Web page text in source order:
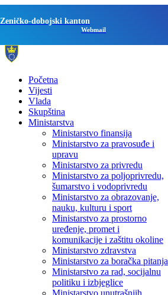
Zeničko-dobojski kanton
Webmail
Početna
Vijesti
Vlada
Skupština
Ministarstva
Ministarstvo finansija
Ministarstvo za pravosuđe i
upravu
Ministarstvo za privredu
Ministarstvo za poljoprivredu,
šumarstvo i vodoprivredu
Ministarstvo za obrazovanje,
nauku, kulturu i sport
Ministarstvo za prostorno
uređenje, promet i
komunikacije i zaštitu okoline
Ministarstvo zdravstva
Ministarstvo za boračka pitanja
Ministarstvo za rad, socijalnu
politiku i izbjeglice
Ministarstvo unutrašnjih